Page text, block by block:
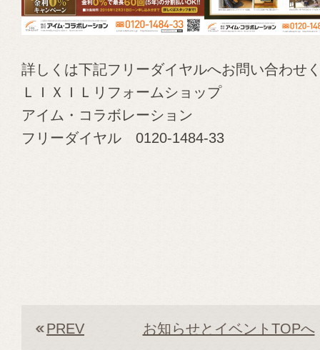
詳しくは下記フリーダイヤルへお問い合わせ
ＬＩＸＩＬリフォームショップ
アイム・コラボレーション
フリーダイヤル 0120-1484-33
PREV お知らせとイベントTOPへ